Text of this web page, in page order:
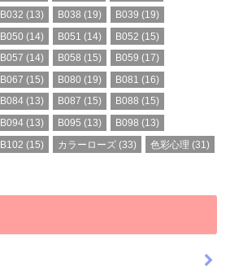
B032 (13) B038 (19) B039 (19)
B050 (14) B051 (14) B052 (15)
B057 (14) B058 (15) B059 (17)
B067 (15) B080 (19) B081 (16)
B084(13) B087 (15) B088 (15)
B094(13) B095 (13) B098 (13)
B102 (15) カラーローズ (33) 色彩心理 (31)